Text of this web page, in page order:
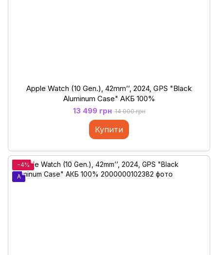
Apple Watch (10 Gen.), 42mm’’, 2024, GPS "Black
Aluminum Case" АКБ 100%
13 499 грн 14 000 грн
Купити
−4%
A